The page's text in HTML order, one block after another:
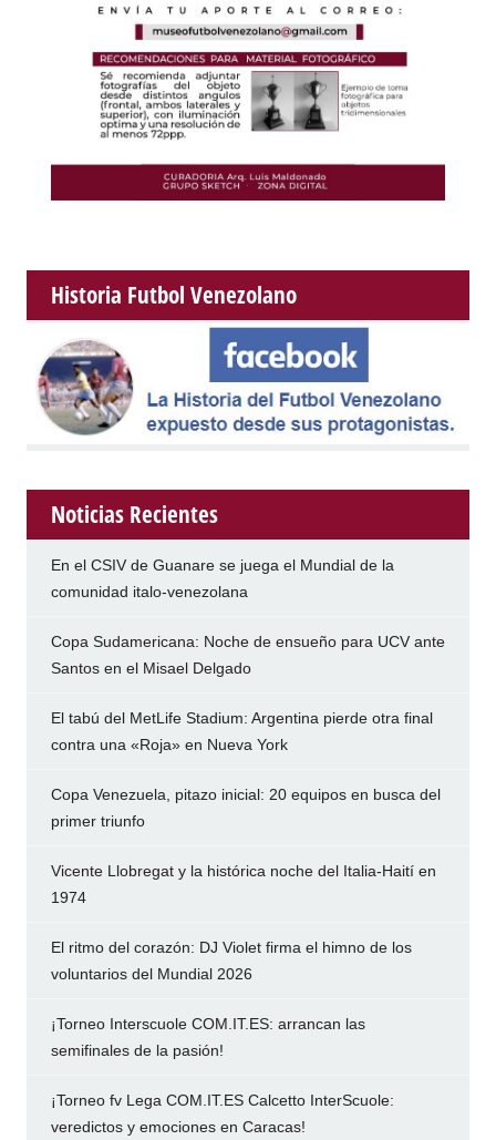
Historia Futbol Venezolano
Noticias Recientes
En el CSIV de Guanare se juega el Mundial de la
comunidad italo-venezolana
Copa Sudamericana: Noche de ensueño para UCV ante
Santos en el Misael Delgado
El tabú del MetLife Stadium: Argentina pierde otra final
contra una «Roja» en Nueva York
Copa Venezuela, pitazo inicial: 20 equipos en busca del
primer triunfo
Vicente Llobregat y la histórica noche del Italia-Haití en
1974
El ritmo del corazón: DJ Violet firma el himno de los
voluntarios del Mundial 2026
¡Torneo Interscuole COM.IT.ES: arrancan las
semifinales de la pasión!
¡Torneo fv Lega COM.IT.ES Calcetto InterScuole:
veredictos y emociones en Caracas!